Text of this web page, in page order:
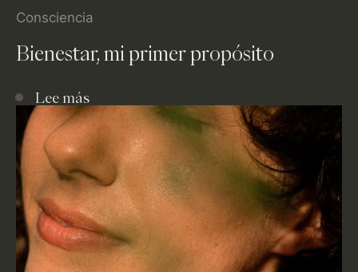
Consciencia
Bienestar, mi primer propósito
Lee más